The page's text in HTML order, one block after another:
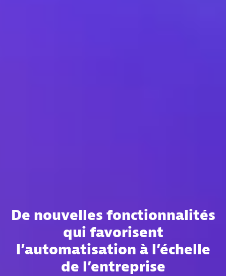
De nouvelles fonctionnalités
qui favorisent
l’automatisation à l’échelle
de l’entreprise